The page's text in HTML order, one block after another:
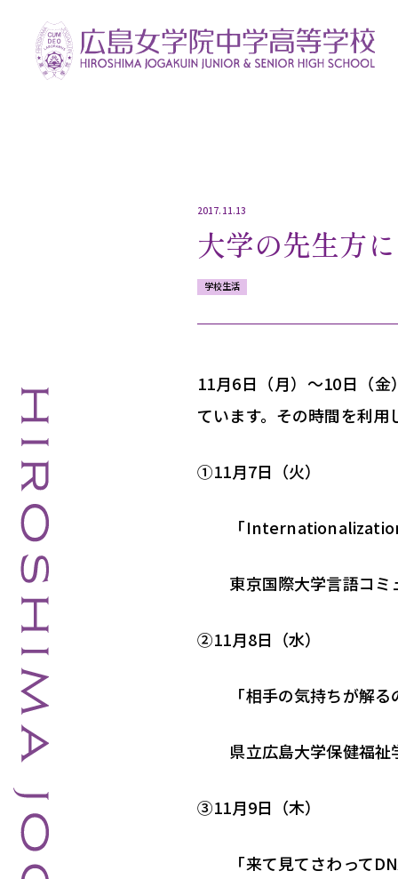
2017.11.13
大学の先生方
学校生活
11月6日（月）～10日（
ています。その時間を利
①11月7日（火）
「
東京国際大学言語コミ
②11月8日（水）
「相手の気持ちが解る
県立広島大学保健福祉
③11月9日（木）
「来て見てさわって